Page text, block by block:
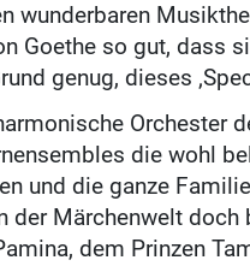
wunderbaren
Goethe so gut, dass
genug, dieses
Orchester
die wohl
und die ganze
der Märchenwelt
dem Prinzen